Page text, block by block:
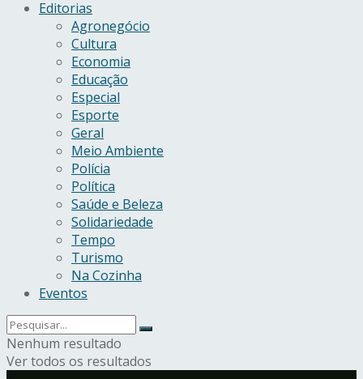
Editorias
Agronegócio
Cultura
Economia
Educação
Especial
Esporte
Geral
Meio Ambiente
Polícia
Política
Saúde e Beleza
Solidariedade
Tempo
Turismo
Na Cozinha
Eventos
Nenhum resultado
Ver todos os resultados